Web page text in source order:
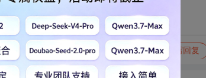
举报 写回复